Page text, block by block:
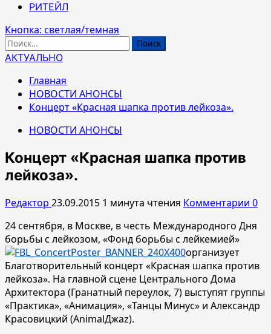
РИТЕЙЛ
Кнопка: светлая/темная
Найти:
АКТУАЛЬНО
Главная
НОВОСТИ АНОНСЫ
Концерт «Красная шапка против лейкоза».
НОВОСТИ АНОНСЫ
Концерт «Красная шапка против
лейкоза».
Редактор 23.09.2015 1 минута чтения Комментарии 0
24 сентября, в Москве, в честь Международного Дня
борьбы с лейкозом, «Фонд борьбы с лейкемией»
организует
Благотворительный концерт «Красная шапка против
лейкоза». На главной сцене Центрального Дома
Архитектора (Гранатный переулок, 7) выступят группы
«Практика», «Анимация», «Танцы Минус» и Александр
Красовицкий (AnimalДжаz).